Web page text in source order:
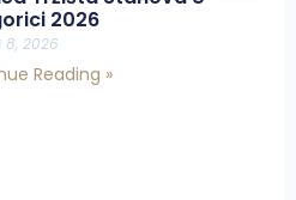
2026
8, 2026
Reading »